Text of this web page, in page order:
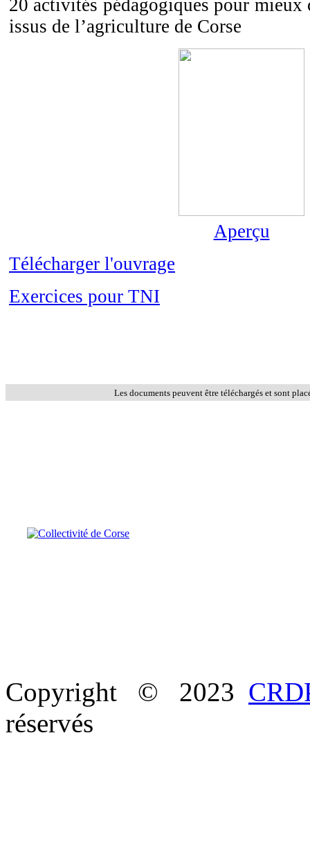
20 activités pédagogiques pour
issus de l’agriculture de Corse
Aperçu
Télécharger l'ouvrage
Exercices pour TNI
Les documents peuvent être téléchargés et sont
Copyright © 2023
réservés